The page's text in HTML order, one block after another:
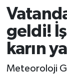
geldi!
karın
Meteoroloji
Süper Lig
Tüm
Son